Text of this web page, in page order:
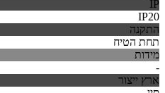
IP
IP20
התקנה
תחת הטיח
מידות
-
ארץ ייצור